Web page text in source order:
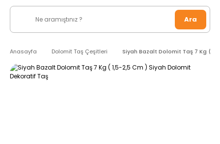
Ara
Anasayfa Dolomit Taş Çeşitleri Siyah Bazalt Dolomit Taş 7 Kg (